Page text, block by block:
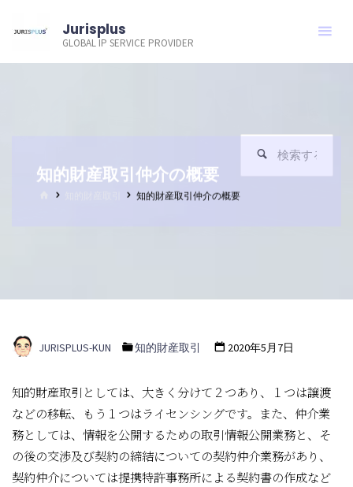
Jurisplus
GLOBAL IP SERVICE PROVIDER
検
知的財産取引仲介の概要
ホ
知的財産取引仲介の概要
JURISPLUS-KUN 知的財産取引 2020年5月7日
知的財産取引としては、大きく分けて２つあり、１つは譲渡
などの移転、もう１つはライセンシングです。また、仲介業
務としては、情報を公開するための取引情報公開業務と、そ
の後の交渉及び契約の締結についての契約仲介業務があり、
契約仲介については提携特許事務所による契約書の作成など